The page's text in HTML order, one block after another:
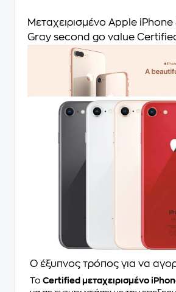
Μεταχειρισμένο Apple
Gray second go value
Ο έξυπνος τρόπος για να
Το Certified μεταχειρισμένο